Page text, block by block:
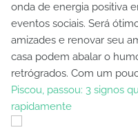
onda de energia positiva
eventos sociais. Será
amizades e renovar seu
casa podem abalar o
retrógrados. Com um
Piscou, passou: 3 signos
rapidamente